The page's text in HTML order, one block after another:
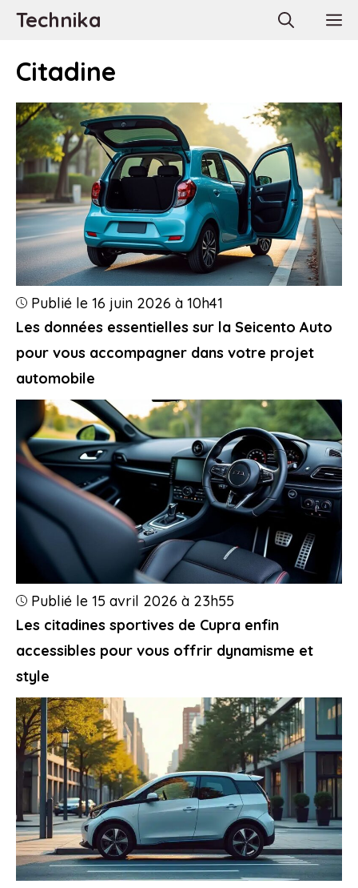
AllerTechnika
Citadine
Les données essentielles sur la Seicento Auto
pour vous accompagner dans votre projet
automobile
Publié le 16 juin 2026 à 10h41
Les citadines sportives de Cupra enfin
accessibles pour vous offrir dynamisme et
style
Publié le 15 avril 2026 à 23h55